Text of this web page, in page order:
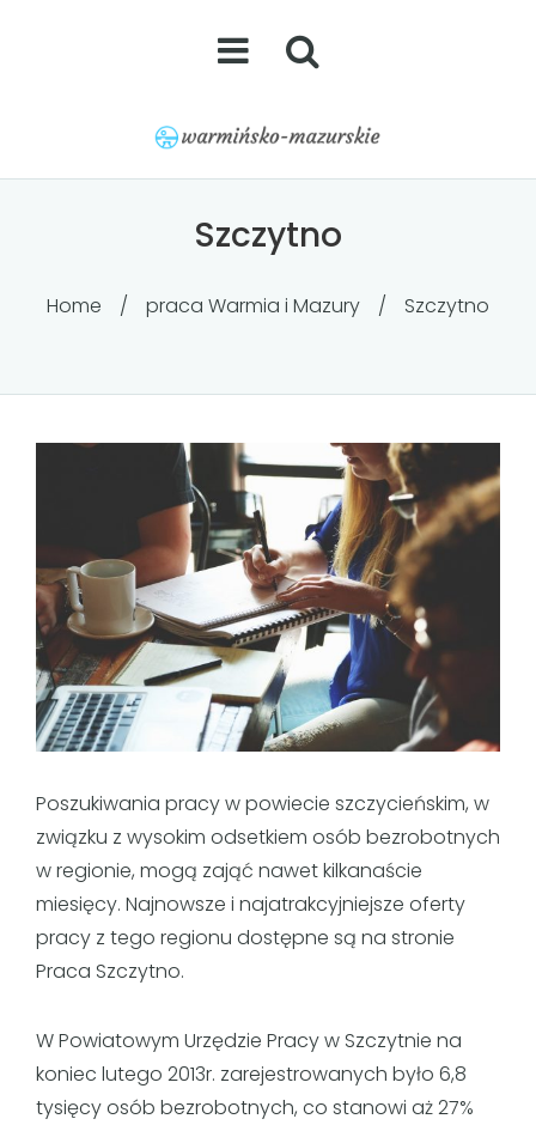
Szczytno
Home / praca Warmia i Mazury / Szczytno
Poszukiwania pracy w powiecie szczycieńskim, w
związku z wysokim odsetkiem osób bezrobotnych
w regionie, mogą zająć nawet kilkanaście
miesięcy. Najnowsze i najatrakcyjniejsze oferty
pracy z tego regionu dostępne są na stronie
Praca Szczytno.
W Powiatowym Urzędzie Pracy w Szczytnie na
koniec lutego 2013r. zarejestrowanych było 6,8
tysięcy osób bezrobotnych, co stanowi aż 27%